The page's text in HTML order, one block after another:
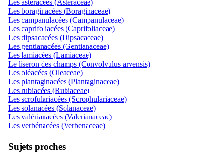
Les astéracées (Asteraceae)
Les boraginacées (Boraginaceae)
Les campanulacées (Campanulaceae)
Les caprifoliacées (Caprifoliaceae)
Les dipsacacées (Dipsacaceae)
Les gentianacées (Gentianaceae)
Les lamiacées (Lamiaceae)
Le liseron des champs (Convolvulus arvensis)
Les oléacées (Oleaceae)
Les plantaginacées (Plantaginaceae)
Les rubiacées (Rubiaceae)
Les scrofulariacées (Scrophulariaceae)
Les solanacées (Solanaceae)
Les valérianacées (Valerianaceae)
Les verbénacées (Verbenaceae)
Sujets proches